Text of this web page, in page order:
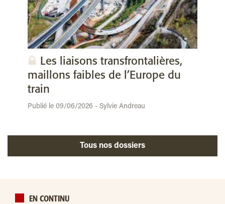
Les liaisons transfrontalières,
maillons faibles de l’Europe du
train
Publié le 09/06/2026 - Sylvie Andreau
Tous nos dossiers
EN CONTINU